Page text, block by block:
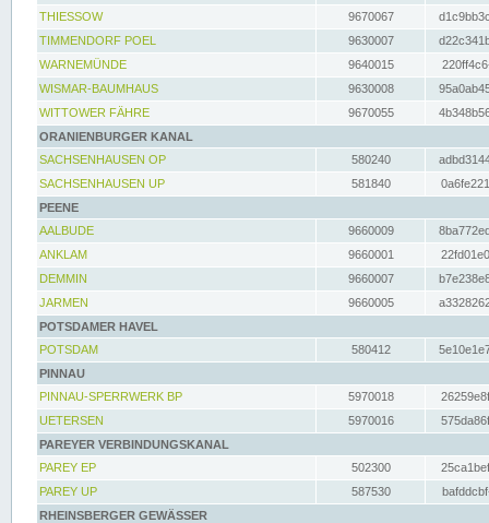
THIESSOW
9670067
TIMMENDORF POEL
9630007
WARNEMÜNDE
9640015
WISMAR-BAUMHAUS
9630008
WITTOWER FÄHRE
9670055
ORANIENBURGER KANAL
SACHSENHAUSEN OP
580240
SACHSENHAUSEN UP
581840
PEENE
AALBUDE
9660009
ANKLAM
9660001
DEMMIN
9660007
JARMEN
9660005
POTSDAMER HAVEL
POTSDAM
580412
PINNAU
PINNAU-SPERRWERK BP
5970018
UETERSEN
5970016
PAREYER VERBINDUNGSKANAL
PAREY EP
502300
PAREY UP
587530
RHEINSBERGER GEWÄSSER